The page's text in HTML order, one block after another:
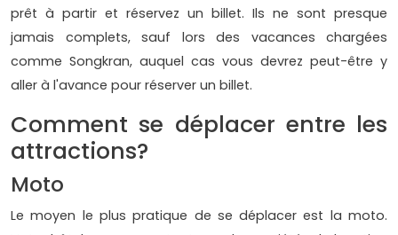
prêt à partir et réservez un billet. Ils ne sont presque
jamais complets, sauf lors des vacances chargées
comme Songkran, auquel cas vous devrez peut-être y
aller à l'avance pour réserver un billet.
Comment se déplacer entre les
attractions?
Moto
Le moyen le plus pratique de se déplacer est la moto.